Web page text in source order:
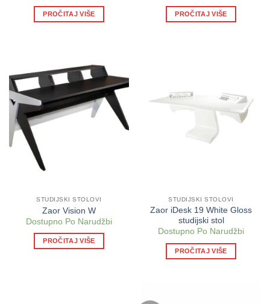
PROČITAJ VIŠE PROČITAJ VIŠE
STUDIJSKI STOLOVI
Zaor Vision W
Dostupno Po Narudžbi
PROČITAJ VIŠE
STUDIJSKI STOLOVI
Zaor iDesk 19 White Gloss
studijski stol
Dostupno Po Narudžbi
PROČITAJ VIŠE